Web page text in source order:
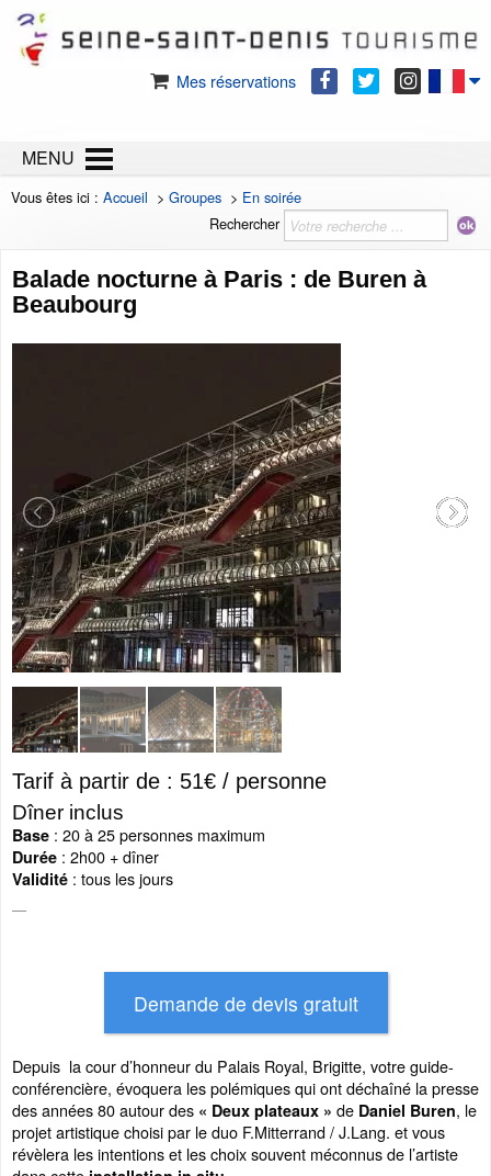
Mes réservations
MENU
Vous êtes ici : Accueil > Groupes > En soirée
Rechercher
Balade nocturne à Paris : de Buren à
Beaubourg
Tarif à partir de : 51€ / personne
Dîner inclus
Base : 20 à 25 personnes maximum
Durée : 2h00 + dîner
Validité : tous les jours
Depuis la cour d’honneur du Palais Royal, Brigitte, votre guide-
conférencière, évoquera les polémiques qui ont déchaîné la presse
des années 80 autour des « Deux plateaux » de Daniel Buren, le
projet artistique choisi par le duo F.Mitterrand / J.Lang. et vous
révèlera les intentions et les choix souvent méconnus de l’artiste